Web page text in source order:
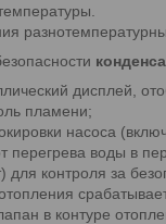
дисплей,
пламени;
насоса
перегрева воды в
для контроля за
в контуре